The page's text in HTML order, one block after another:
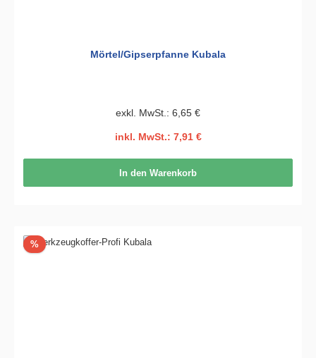
Mörtel/Gipserpfanne Kubala
exkl. MwSt.: 6,65 €
inkl. MwSt.: 7,91 €
In den Warenkorb
%Rabatt